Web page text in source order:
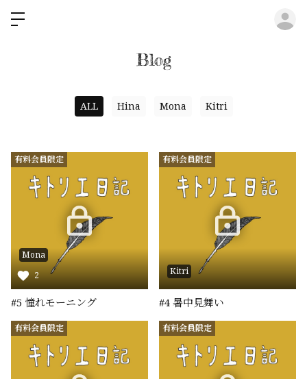
Blog
ALL Hina Mona Kitri
有料会員限定
Mona
2
#5 憧れモーニング
有料会員限定
Kitri
#4 暑中見舞い
有料会員限定 有料会員限定